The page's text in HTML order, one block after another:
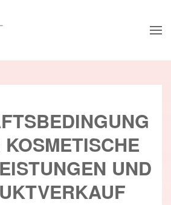
UND